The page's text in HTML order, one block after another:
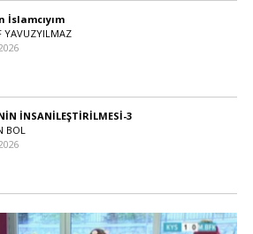
İslamcıyım
YAVUZYILMAZ
İNSANİLEŞTİRİLMESİ-3
BOL